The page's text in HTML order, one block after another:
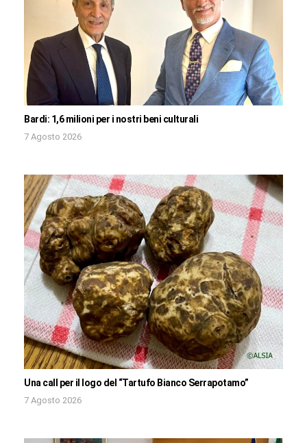
Bardi: 1,6 milioni per i nostri beni culturali
7 Agosto 2026
Una call per il logo del “Tartufo Bianco Serrapotamo”
7 Agosto 2026